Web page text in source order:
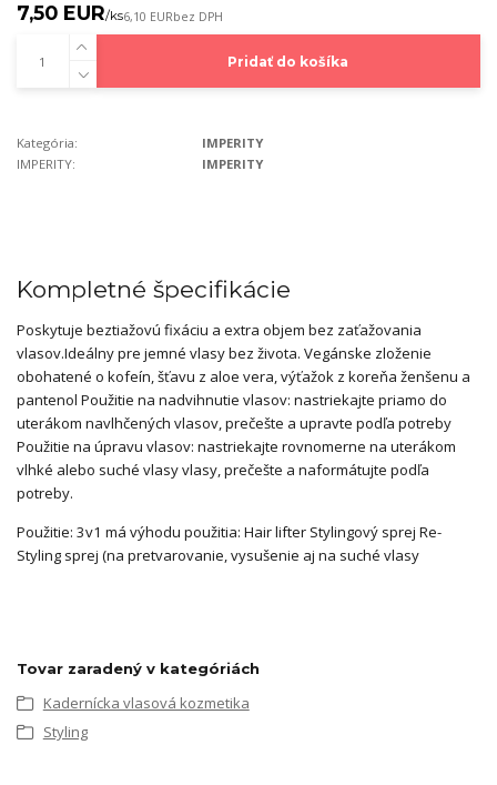
7,50 EUR/ks6,10 EURbez DPH
Pridať do košíka
Kategória:
IMPERITY
IMPERITY:
IMPERITY
Kompletné špecifikácie
Poskytuje beztiažovú fixáciu a extra objem bez zaťažovania
vlasov.Ideálny pre jemné vlasy bez života. Vegánske zloženie
obohatené o kofeín, šťavu z aloe vera, výťažok z koreňa ženšenu a
pantenol Použitie na nadvihnutie vlasov: nastriekajte priamo do
uterákom navlhčených vlasov, prečešte a upravte podľa potreby
Použitie na úpravu vlasov: nastriekajte rovnomerne na uterákom
vlhké alebo suché vlasy vlasy, prečešte a naformátujte podľa
potreby.
Použitie: 3v1 má výhodu použitia: Hair lifter Stylingový sprej Re-
Styling sprej (na pretvarovanie, vysušenie aj na suché vlasy
Tovar zaradený v kategóriách
Kadernícka vlasová kozmetika
Styling